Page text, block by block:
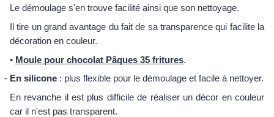
Le démoulage s'en trouve facilité ainsi que son nettoyage.
Il tire un grand avantage du fait de sa transparence qui facilite la
décoration en couleur.
• Moule pour chocolat Pâques 35 fritures.
En silicone : plus flexible pour le démoulage et facile à nettoyer.
En revanche il est plus difficile de réaliser un décor en couleur
car il n'est pas transparent.